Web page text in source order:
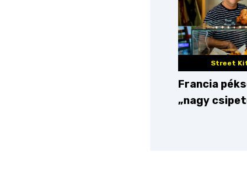
Street
Francia
„nagy